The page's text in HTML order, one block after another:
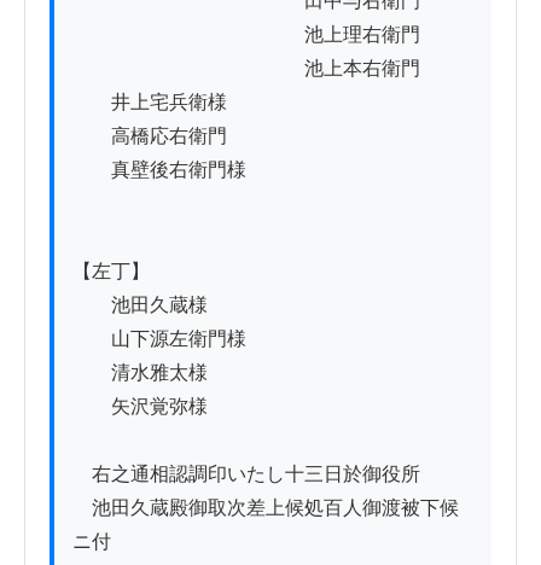
池上理右衛門
池上本右衛門
井上宅兵衛様
高橋応右衛門
真壁後右衛門様
【左丁】
池田久蔵様
山下源左衛門様
清水雅太様
矢沢覚弥様
右之通相認調印いたし十三日於御役所
池田久蔵殿御取次差上候処百人御渡被下候
ニ付